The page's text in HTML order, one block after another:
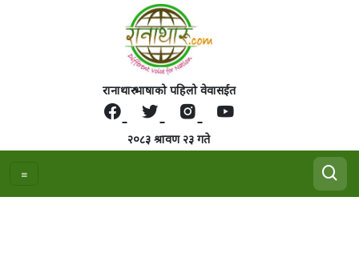
रानाथारु भाषाको पहिलो वेवासईत
२०८३ श्रावण २३ गते